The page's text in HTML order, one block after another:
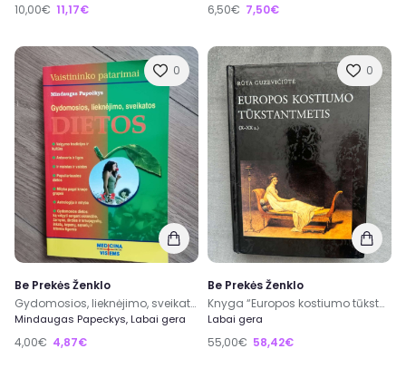
10,00€ 11,17€ 6,50€ 7,50€
0
Be Prekės Ženklo
Gydomosios, lieknėjimo, sveikatos dietos
Mindaugas Papeckys, Labai gera
4,00€ 4,87€
0
Be Prekės Ženklo
Knyga “Europos kostiumo tūkstantmetis”
Labai gera
55,00€ 58,42€